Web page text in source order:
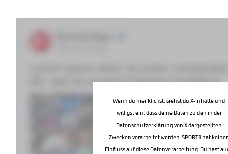
Wenn du hier klickst, siehst du X-Inhalte und
willigst ein, dass deine Daten zu den in der
Datenschutzerklärung von Xdargestellten
Zwecken verarbeitet werden. SPORT1 hat
Einfluss auf diese Datenverarbeitung. Du hast